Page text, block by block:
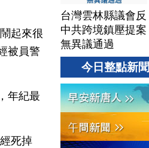
起來很
被員警
年紀最
死掉
台灣雲林縣議會反
中共跨境鎮壓提案
無異議通過
今日整點新聞